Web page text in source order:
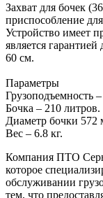
Захват для бочек
приспособление
Устройство имеет
является гарантией
60 см.
Параметры
Грузоподъемность –
Бочка – 210 литров.
Диаметр бочки 572
Вес – 6.8 кг.
Компания ПТО
которое
обслуживании
тем, что